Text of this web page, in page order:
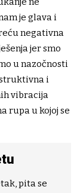
je glava i
negativna
jer smo
u nazočnosti
i
vibracija
rupa u kojoj se
pita se